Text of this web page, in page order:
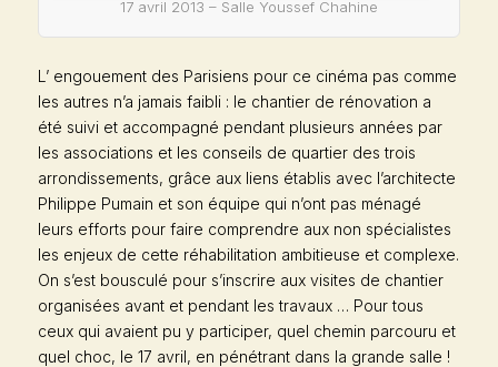
17 avril 2013 – Salle Youssef Chahine
L’ engouement des Parisiens pour ce cinéma pas comme
les autres n’a jamais faibli : le chantier de rénovation a
été suivi et accompagné pendant plusieurs années par
les associations et les conseils de quartier des trois
arrondissements, grâce aux liens établis avec l’architecte
Philippe Pumain et son équipe qui n’ont pas ménagé
leurs efforts pour faire comprendre aux non spécialistes
les enjeux de cette réhabilitation ambitieuse et complexe.
On s’est bousculé pour s’inscrire aux visites de chantier
organisées avant et pendant les travaux … Pour tous
ceux qui avaient pu y participer, quel chemin parcouru et
quel choc, le 17 avril, en pénétrant dans la grande salle !